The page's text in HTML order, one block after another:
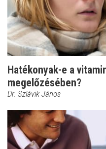
Hatékonyak-e a
megelőzésében?
Dr. Szlávik János